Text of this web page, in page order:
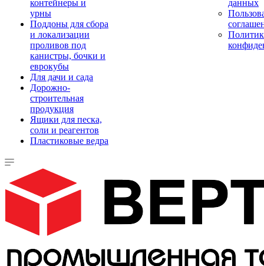
контейнеры и
урны
Поддоны для сбора
и локализации
проливов под
канистры, бочки и
еврокубы
Для дачи и сада
Дорожно-
строительная
продукция
Ящики для песка,
соли и реагентов
Пластиковые ведра
данных